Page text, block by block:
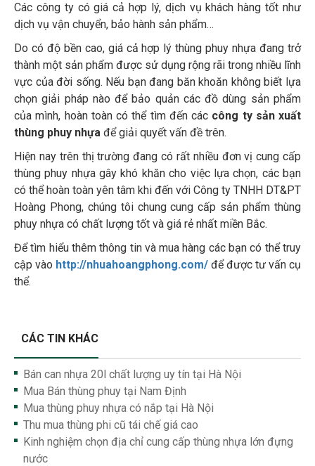
Các công ty có giá cả hợp lý, dịch vụ khách hàng tốt như
dịch vụ vận chuyển, bảo hành sản phẩm…
Do có độ bền cao, giá cả hợp lý thùng phuy nhựa đang trở
thành một sản phẩm được sử dụng rộng rãi trong nhiều lĩnh
vực của đời sống. Nếu bạn đang băn khoăn không biết lựa
chọn giải pháp nào để bảo quản các đồ dùng sản phẩm
của mình, hoàn toàn có thể tìm đến các công ty sản xuất
thùng phuy nhựa để giải quyết vấn đề trên.
Hiện nay trên thị trường đang có rất nhiều đơn vị cung cấp
thùng phuy nhựa gây khó khăn cho việc lựa chọn, các bạn
có thể hoàn toàn yên tâm khi đến với Công ty TNHH DT&PT
Hoàng Phong, chúng tôi chung cung cấp sản phẩm thùng
phuy nhựa có chất lượng tốt và giá rẻ nhất miền Bắc.
Để tìm hiểu thêm thông tin và mua hàng các bạn có thể truy
cập vào http://nhuahoangphong.com/ để được tư vấn cụ
thể.
CÁC TIN KHÁC
Bán can nhựa 20l chất lượng uy tín tại Hà Nội
Mua Bán thùng phuy tại Nam Định
Mua thùng phuy nhựa có nắp tại Hà Nội
Thu mua thùng phi cũ tái chế giá cao
Kinh nghiệm chọn địa chỉ cung cấp thùng nhựa lớn đựng
nước